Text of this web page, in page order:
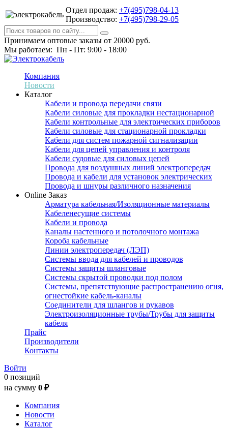
Отдел продаж: +7(495)798-04-13
Производство: +7(495)798-29-05
Принимаем оптовые заказы от 20000 руб.
Мы работаем: Пн - Пт: 9:00 - 18:00
Компания
Новости
Каталог
Кабели и провода передачи связи
Кабели силовые для прокладки нестационарной
Кабели контрольные для электрических приборов
Кабели силовые для стационарной прокладки
Кабели для систем пожарной сигнализации
Кабели для цепей управления и контроля
Кабели судовые для силовых цепей
Провода для воздушных линий электропередач
Провода и кабели для установок электрических
Провода и шнуры различного назначения
Online Заказ
Арматура кабельная/Изоляционные материалы
Кабеленесущие системы
Кабели и провода
Каналы настенного и потолочного монтажа
Короба кабельные
Линии электропередач (ЛЭП)
Системы ввода для кабелей и проводов
Системы защиты шланговые
Системы скрытой проводки под полом
Системы, препятствующие распространению огня,
огнестойкие кабель-каналы
Соединители для шлангов и рукавов
Электроизоляционные трубы/Трубы для защиты
кабеля
Прайс
Производители
Контакты
Войти
0 позиций
на сумму 0 ₽
Компания
Новости
Каталог